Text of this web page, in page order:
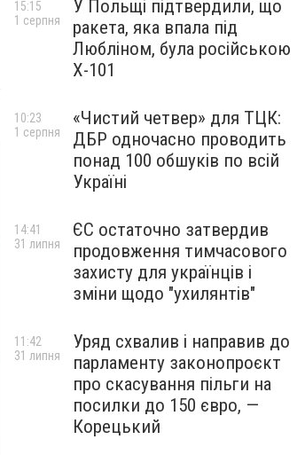
У Польщі підтвердили, що
ракета, яка впала під
Любліном, була російською
Х-101
15:15
1 серпня
«Чистий четвер» для ТЦК:
ДБР одночасно проводить
понад 100 обшуків по всій
Україні
10:23
1 серпня
ЄС остаточно затвердив
продовження тимчасового
захисту для українців і
зміни щодо "ухилянтів"
14:41
31 липня
Уряд схвалив і направив до
парламенту законопроєкт
про скасування пільги на
посилки до 150 євро, —
Корецький
11:42
31 липня